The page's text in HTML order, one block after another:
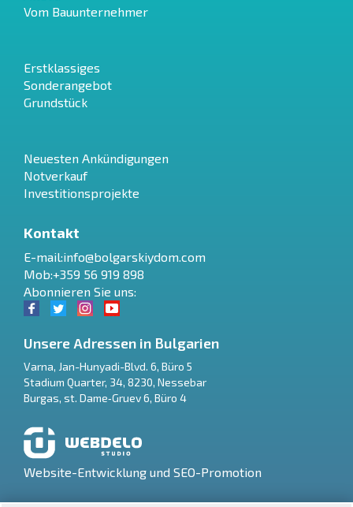
$
Vom Bauunternehmer
Erstklassiges
Sonderangebot
Grundstück
Neuesten Ankündigungen
Notverkauf
Investitionsprojekte
Kontakt
E-mail:info@bolgarskiydom.com
Mob:+359 56 919 898
Abonnieren Sie uns:
Unsere Adressen in Bulgarien
Varna, Jan-Hunyadi-Blvd. 6, Büro 5
Stadium Quarter, 34, 8230, Nessebar
Burgas, st. Dame‑Gruev 6, Büro 4
Website-Entwicklung und SEO-Promotion